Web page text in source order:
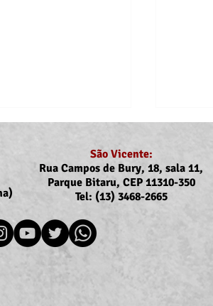
do auxílio-
entra na folha
em
São Vicente:
Rua Campos de Bury, 18, sala 11,
Parque Bitaru, CEP 11310-350
Tel: (13) 3468-2665